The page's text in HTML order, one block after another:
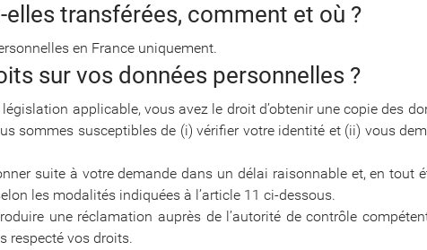
transférées, comment et où ?
en France uniquement.
sur vos données personnelles ?
applicable, vous avez le droit d’obtenir une copie des
sommes susceptibles de (i) vérifier votre identité et (ii) vous
suite à votre demande dans un délai raisonnable et, en
les modalités indiquées à l’article 11 ci-dessous.
une réclamation auprès de l’autorité de contrôle
respecté vos droits.